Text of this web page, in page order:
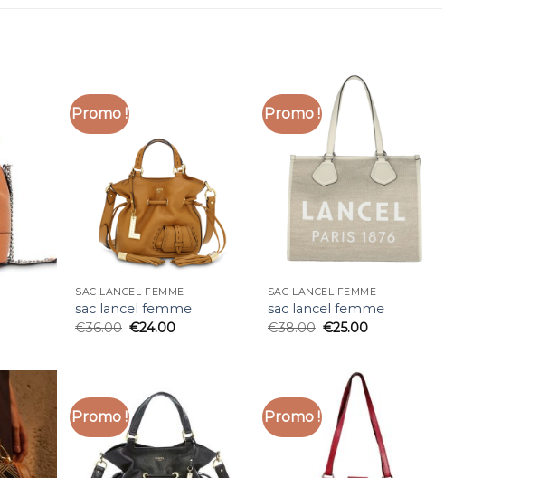
Promo !
SAC LANCEL FEMME
sac lancel femme
€36.00 €24.00
Promo !
SAC LANCEL FEMME
sac lancel femme
€38.00 €25.00
Promo ! Promo !